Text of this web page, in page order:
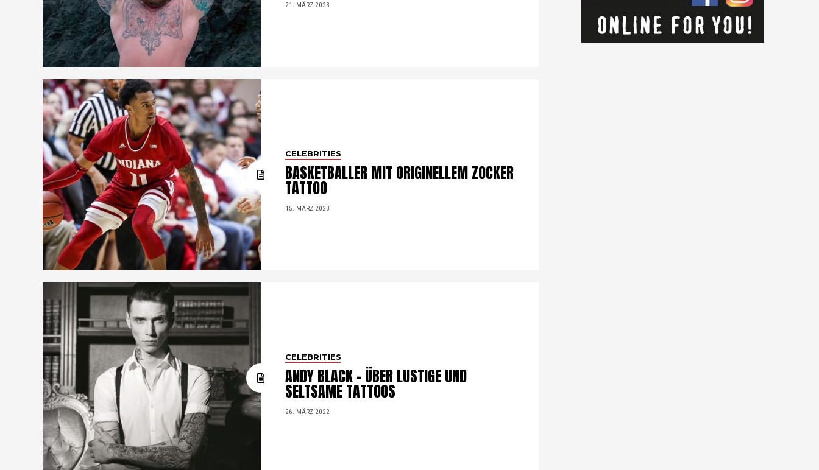
21. MÄRZ 2023
CELEBRITIES
BASKETBALLER MIT ORIGINELLEM ZOCKER
TATTOO
15. MÄRZ 2023
CELEBRITIES
ANDY BLACK – ÜBER LUSTIGE UND
SELTSAME TATTOOS
26. MÄRZ 2022